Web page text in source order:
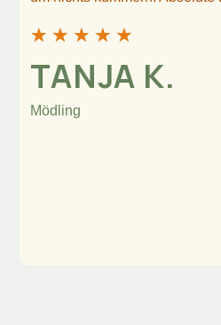
★ ★ ★ ★ ★
TANJA K.
Mödling